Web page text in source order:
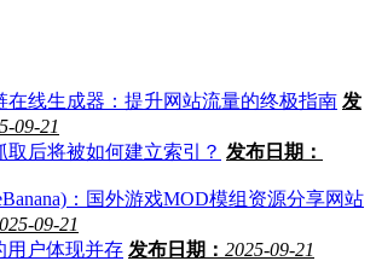
在线生成器：提升网站流量的终极指南 发
09-21
取后将被如何建立索引？ 发布日期：
：国外游戏MOD模组资源分享网站
09-21
用户体现并存 发布日期： 2025-09-21